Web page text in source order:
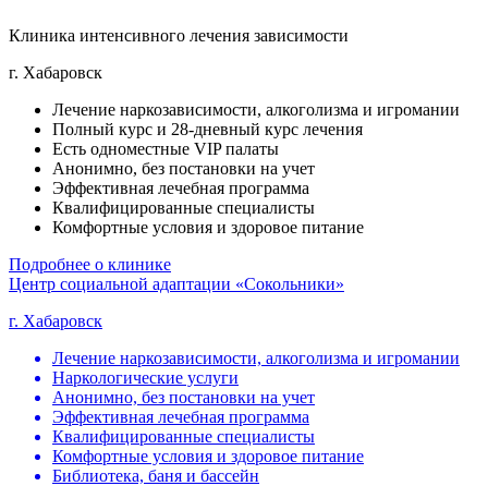
Клиника интенсивного лечения зависимости
г. Хабаровск
Лечение наркозависимости, алкоголизма и игромании
Полный курс и 28-дневный курс лечения
Есть одноместные VIP палаты
Анонимно, без постановки на учет
Эффективная лечебная программа
Квалифицированные специалисты
Комфортные условия и здоровое питание
Подробнее о клинике
Центр социальной адаптации «Сокольники»
г. Хабаровск
Лечение наркозависимости, алкоголизма и игромании
Наркологические услуги
Анонимно, без постановки на учет
Эффективная лечебная программа
Квалифицированные специалисты
Комфортные условия и здоровое питание
Библиотека, баня и бассейн